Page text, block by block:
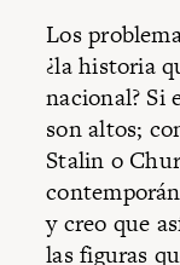
Los
¿la historia
nacional? Si
son altos;
Stalin o
y creo que
las figuras